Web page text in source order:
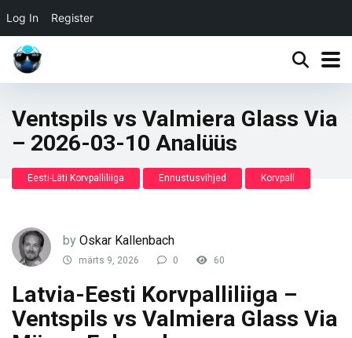
Log In Register
Ventspils vs Valmiera Glass Via
– 2026-03-10 Analüüs
Eesti-Läti Korvpalliliiga Ennustusvihjed Korvpall
by Oskar Kallenbach
märts 9, 2026 0 60
Latvia-Eesti Korvpalliliiga –
Ventspils vs Valmiera Glass Via